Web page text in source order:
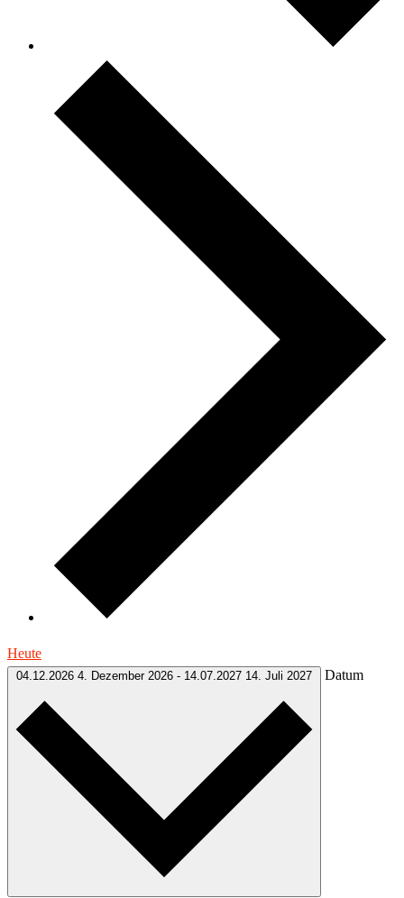
Heute
04.12.2026 4. Dezember 2026 - 14.07.2027 14. Juli 2027 Datum